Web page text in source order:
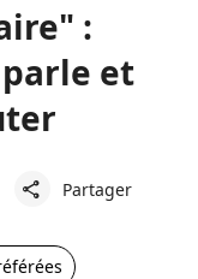
:
et
share Partager